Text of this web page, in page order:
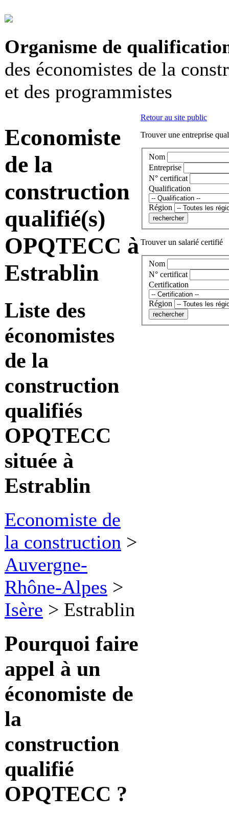
Organisme de
des économistes de la
et des programmistes
Economiste
de la
construction
qualifié(s)
OPQTECC à
Estrablin
Liste des
économistes
de la
construction
qualifiés
OPQTECC
située à
Estrablin
Economiste de
la construction >
Auvergne-
Rhône-Alpes >
Isère > Estrablin
Pourquoi faire
appel à un
économiste de
la
construction
qualifié
OPQTECC ?
Retour au site public
Trouver une entreprise
Nom
Entreprise
N° certificat
Qualification
Région
Trouver un salarié certifié
Nom
N° certificat
Certification
Région